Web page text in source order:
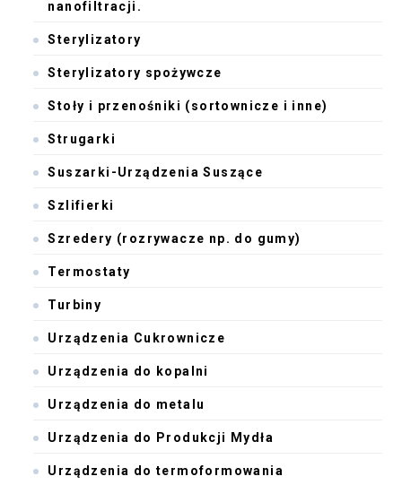
nanofiltracji.
Sterylizatory
Sterylizatory spożywcze
Stoły i przenośniki (sortownicze i inne)
Strugarki
Suszarki-Urządzenia Suszące
Szlifierki
Szredery (rozrywacze np. do gumy)
Termostaty
Turbiny
Urządzenia Cukrownicze
Urządzenia do kopalni
Urządzenia do metalu
Urządzenia do Produkcji Mydła
Urządzenia do termoformowania